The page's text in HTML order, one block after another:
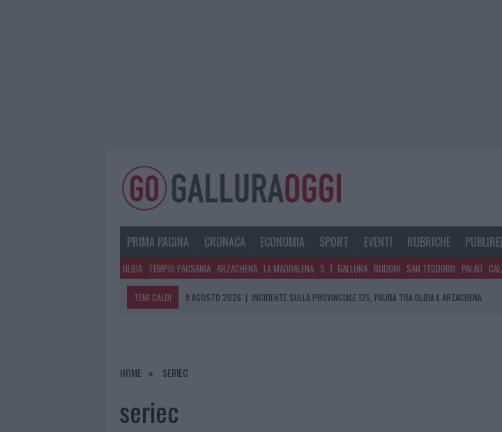
PRIMA PAGINA CRONACA ECONOMIA SPORT EVENTI RUBRICHE
OLBIA TEMPIO PAUSANIA ARZACHENA LA MADDALENA S. T. GALLURA BUDONI SAN TEODORO PALAU
TEMI CALDI 9 AGOSTO 2026 | INCIDENTE SULLA PROVINCIALE 125, PAURA TRA OLBIA E ARZACHENA
8 AGOSTO 2026
HOME SERIEC
seriec